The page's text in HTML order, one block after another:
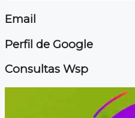
Email
Perfil de Google
Consultas Wsp